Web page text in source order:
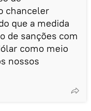
chanceler
que a medida
de sanções com
como meio
nossos